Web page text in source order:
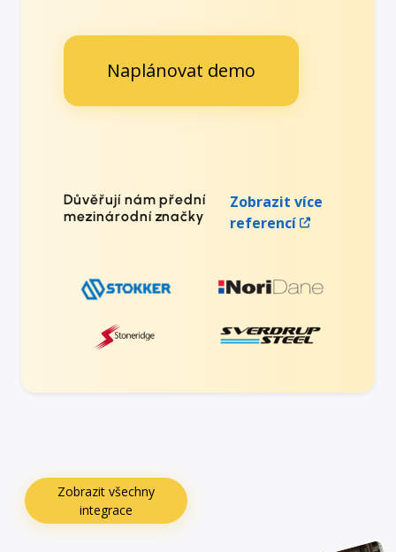
Naplánovat demo
Důvěřují nám přední
mezinárodní značky
Zobrazit více
referencí
Zobrazit všechny
integrace